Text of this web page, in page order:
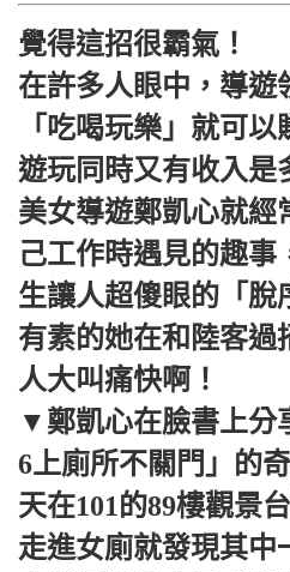
覺得這招很霸氣！
在許多人眼中，導遊
「吃喝玩樂」就可
遊玩同時又有收入是
美女導遊鄭凱心就經
己工作時遇見的趣事
生讓人超傻眼的「脫
有素的她在和陸客過
人大叫痛快啊！
▼鄭凱心在臉書上分
6上廁所不關門」的
天在101的89樓觀景
走進女廁就發現其中